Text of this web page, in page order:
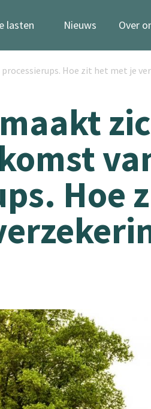
lasten Nieuws Over
Hoe zit het met je
Hoe